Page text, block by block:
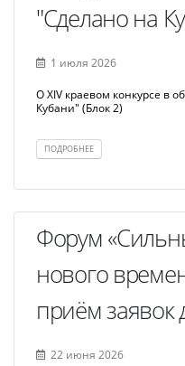
"Сделано на
1 июля 2026
О XIV краевом конкурсе в
Кубани" (Блок 2)
ПОДРОБНЕЕ
Форум
нового
приём
22 июня 2026